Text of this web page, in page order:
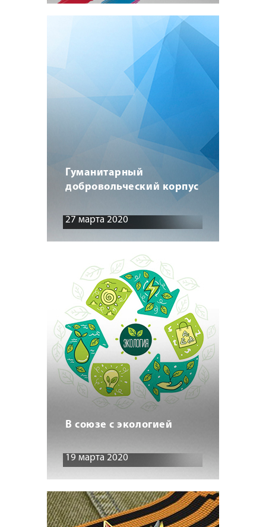
Гуманитарный
добровольческий корпус
27 марта 2020
В союзе с экологией
19 марта 2020